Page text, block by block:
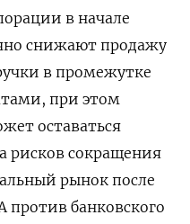
в начале
снижают продажу
в промежутке
при этом
оставаться
рисков сокращения
рынок после
банковского